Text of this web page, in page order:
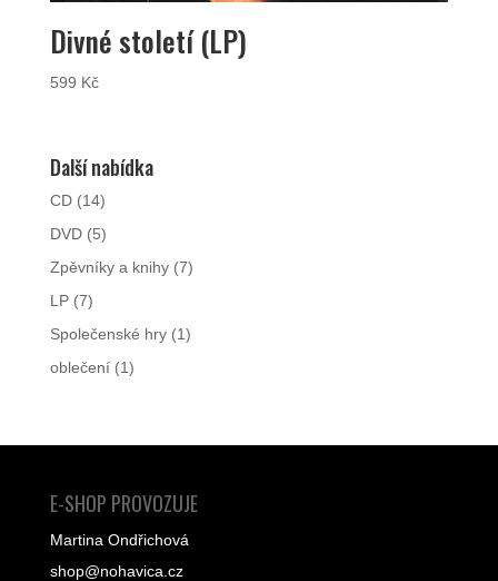
Divné století (LP)
599 Kč
Další nabídka
CD (14)
DVD (5)
Zpěvníky a knihy (7)
LP (7)
Společenské hry (1)
oblečení (1)
E-SHOP PROVOZUJE
Martina Ondřichová
shop@nohavica.cz